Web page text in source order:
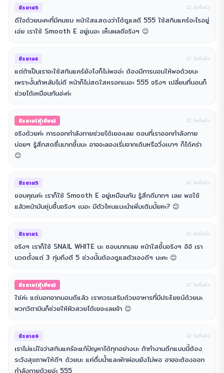
นิรนาม5 12 วันที่แล้ว
ดีใจด้วยนะคะที่มีคนชม หน้าใสแสดงว่าได้ดูแลดี 555 ใช้สกินแคร์อะไรอยู่
เอ่ย เราใช้ Smooth E อยู่เนอะ เห็นผลดีจริงๆ 😉
นิรนาม4 12 วันที่แล้ว
แต่ถ้าเป็นเราจะใช้สกินแคร์ยังไงก็ไม่พออ่ะ ต้องมีการนอนให้พอด้วยนะ
เพราะงั้นถ้าหลับไม่ดี หน้าก็ไม่สดใสหรอกเนอะ 555 จริงๆ เปลี่ยนที่นอนก็
ช่วยได้เหมือนกันอ่ะค่ะ
นิรนาม(ผู้เขียน) 12 วันที่แล้ว
จริงด้วยค่ะ การออกกำลังกายช่วยได้เยอะเลย ตอนที่เราออกกำลังกาย
บ่อยๆ รู้สึกสดชื่นมากขึ้นนะ อาจจะลองเริ่มจากเดินหรือวิ่งเบาๆ ก็ได้คร่า
😊
นิรนาม5 12 วันที่แล้ว
ขอบคุณค่ะ เราก็ใช้ Smooth E อยู่เหมือนกัน รู้สึกดีมากๆ เลย พอใช้
แล้วหน้ามันชุ่มชื้นจริงๆ เนอะ มีตัวไหนแนะนำเพิ่มเติมมั้ยคะ? 😊
นิรนาม1 12 วันที่แล้ว
จริงๆ เราก็ใช้ SNAIL WHITE นะ ชอบมากเลย หน้าใสขึ้นจริงๆ อิอิ เรา
นวดตั้งแต่ 3 ทุ่มถึงตี 5 ช่วงนั้นต้องดูแลตัวเองดีๆ นะคะ 😊
นิรนาม(ผู้เขียน) 12 วันที่แล้ว
ใช่ค่ะ แต่นอกจากนอนดีแล้ว เราควรเสริมด้วยอาหารที่มีประโยชน์ด้วยนะ
พวกวิตามินก็ช่วยให้ผิวสวยได้เยอะเลยจ้า 😊
นิรนาม6 12 วันที่แล้ว
เราไม่แน่ใจว่าสกินแคร์จะแก้ปัญหาได้ทุกอย่างนะ ถ้าทำงานดึกแบบนี้ต้อง
ระวังสุขภาพให้ดีๆ ด้วยนะ แค่ดื่มน้ำและพักผ่อนยังไม่พอ อาจจะต้องออก
กำลังกายด้วยอ่ะ 555